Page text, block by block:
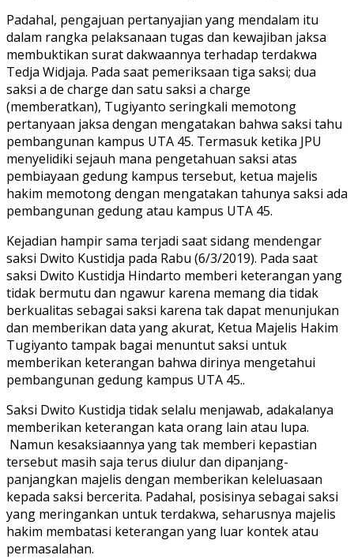
Padahal, pengajuan pertanyajian yang mendalam itu
dalam rangka pelaksanaan tugas dan kewajiban jaksa
membuktikan surat dakwaannya terhadap terdakwa
Tedja Widjaja. Pada saat pemeriksaan tiga saksi; dua
saksi a de charge dan satu saksi a charge
(memberatkan), Tugiyanto seringkali memotong
pertanyaan jaksa dengan mengatakan bahwa saksi tahu
pembangunan kampus UTA 45. Termasuk ketika JPU
menyelidiki sejauh mana pengetahuan saksi atas
pembiayaan gedung kampus tersebut, ketua majelis
hakim memotong dengan mengatakan tahunya saksi ada
pembangunan gedung atau kampus UTA 45.
Kejadian hampir sama terjadi saat sidang mendengar
saksi Dwito Kustidja pada Rabu (6/3/2019). Pada saat
saksi Dwito Kustidja Hindarto memberi keterangan yang
tidak bermutu dan ngawur karena memang dia tidak
berkualitas sebagai saksi karena tak dapat menunjukan
dan memberikan data yang akurat, Ketua Majelis Hakim
Tugiyanto tampak bagai menuntut saksi untuk
memberikan keterangan bahwa dirinya mengetahui
pembangunan gedung kampus UTA 45..
Saksi Dwito Kustidja tidak selalu menjawab, adakalanya
memberikan keterangan kata orang lain atau lupa.
Namun kesaksiaannya yang tak memberi kepastian
tersebut masih saja terus diulur dan dipanjang-
panjangkan majelis dengan memberikan keleluasaan
kepada saksi bercerita. Padahal, posisinya sebagai saksi
yang meringankan untuk terdakwa, seharusnya majelis
hakim membatasi keterangan yang luar kontek atau
permasalahan.